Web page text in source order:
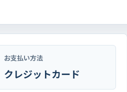
お支払い方法
クレジットカード